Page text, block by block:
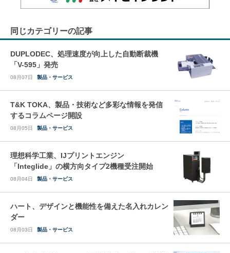
同じカテゴリーの記事
DUPLODEC、処理速度が向上した自動断裁機
「V-595」発売
08月07日 製品・サービス
T&K TOKA、製品・技術など多彩な情報を発信
するコラムページ開設
08月05日 製品・サービス
理想科学工業、IJプリントエンジン
「Integlide」の横方向タイプ2機種受注開始
08月04日 製品・サービス
ハート、デザインと機能性を備えた名入れカレン
ダー
08月03日 製品・サービス